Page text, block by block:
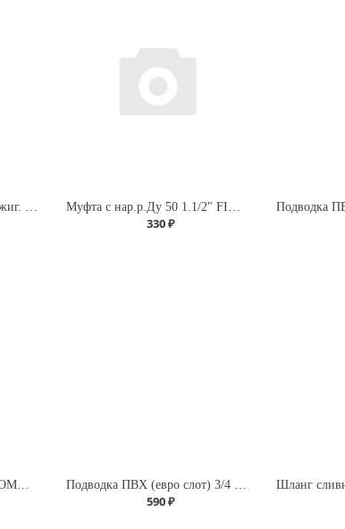
Газовый баллончик для зажиг. 210 мл Premium (Runis) Муфта с нар.р.Ду 50 1.1/2" FIRAT
330 ₽
590 ₽